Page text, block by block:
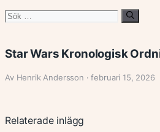
Sök
Star Wars Kronologisk
Av Henrik Andersson · februari 15, 2026
Relaterade inlägg